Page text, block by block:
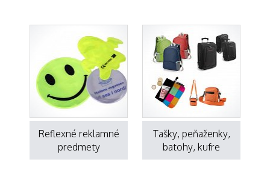
Reflexné reklamné
predmety
Tašky, peňaženky,
batohy, kufre